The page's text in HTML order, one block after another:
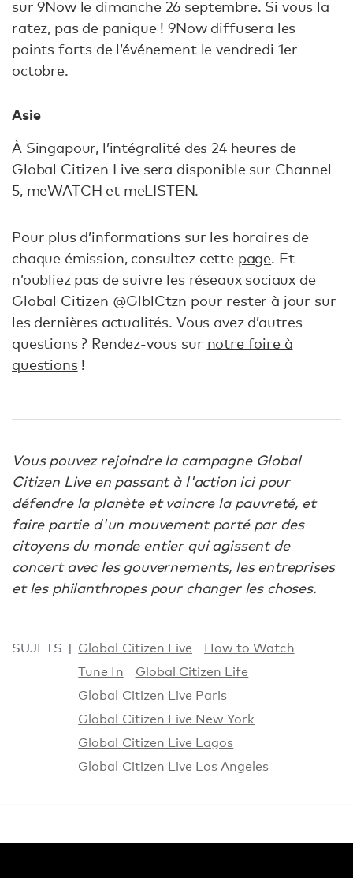
sur 9Now le dimanche 26 septembre. Si vous la
ratez, pas de panique ! 9Now diffusera les
points forts de l’événement le vendredi 1er
octobre.
Asie
À Singapour, l’intégralité des 24 heures de
Global Citizen Live sera disponible sur Channel
5, meWATCH et meLISTEN.
Pour plus d’informations sur les horaires de
chaque émission, consultez cette page. Et
n’oubliez pas de suivre les réseaux sociaux de
Global Citizen @GlblCtzn pour rester à jour sur
les dernières actualités. Vous avez d’autres
questions ? Rendez-vous sur notre foire à
questions!
Vous pouvez rejoindre la campagne Global
Citizen Live en passant à l'action icipour
défendre la planète et vaincre la pauvreté, et
faire partie d'un mouvement porté par des
citoyens du monde entier qui agissent de
concert avec les gouvernements, les entreprises
et les philanthropes pour changer les choses.
SUJETS Global Citizen Live
How to Watch
Tune In
Global Citizen Life
Global Citizen Live Paris
Global Citizen Live New York
Global Citizen Live Lagos
Global Citizen Live Los Angeles